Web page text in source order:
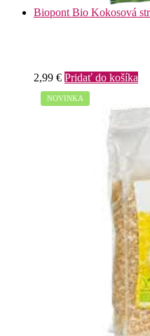
Biopont Bio Kokosová
2,99 € Pridať do košíka
NOVINKA